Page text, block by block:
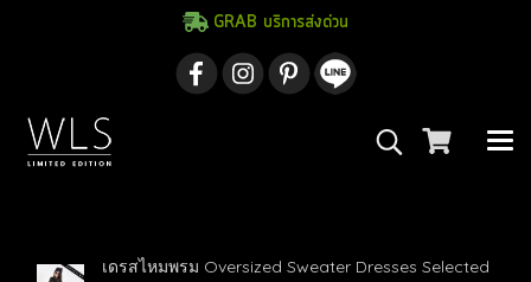
GRAB บริการส่งด่วน
เดรสไหมพรม Oversized Sweater Dresses Selected